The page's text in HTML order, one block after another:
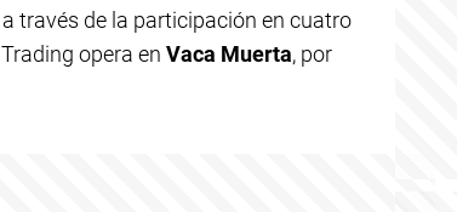
a través de la participación en cuatro
opera en Vaca Muerta, por